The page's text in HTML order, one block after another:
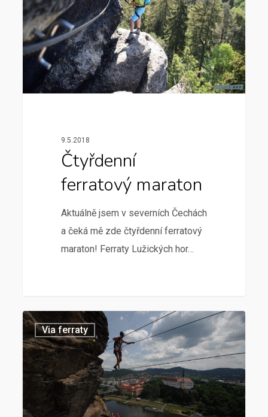
9.5.2018
Čtyřdenní
ferratový maraton
Aktuálně jsem v severních Čechách
a čeká mě zde čtyřdenní ferratový
maraton! Ferraty Lužických hor…
Via ferraty